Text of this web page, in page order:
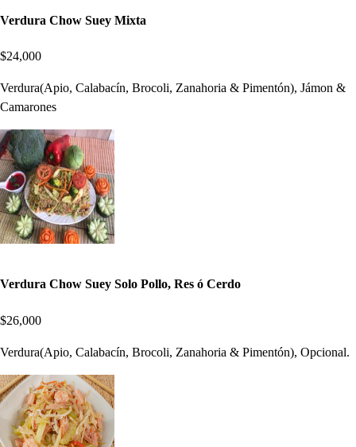
Verdura Chow Suey Mixta
$24,000
Verdura(Apio, Calabacín, Brocoli, Zanahoria & Pimentón), Jámon &
Camarones
Verdura Chow Suey Solo Pollo, Res ó Cerdo
$26,000
Verdura(Apio, Calabacín, Brocoli, Zanahoria & Pimentón), Opcional.